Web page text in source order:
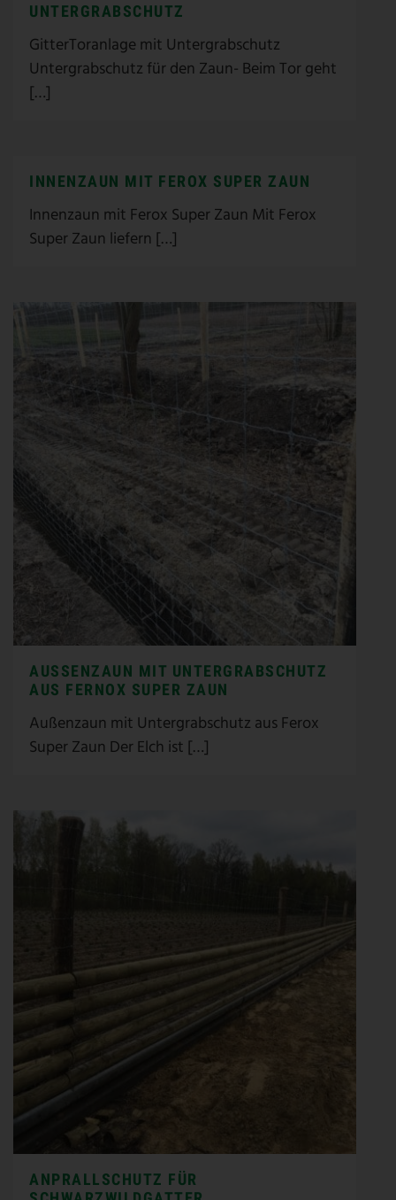
UNTERGRABSCHUTZ
GitterToranlage mit Untergrabschutz
Untergrabschutz für den Zaun- Beim Tor geht
[…]
INNENZAUN MIT FEROX SUPER ZAUN
Innenzaun mit Ferox Super Zaun Mit Ferox
Super Zaun liefern […]
AUSSENZAUN MIT UNTERGRABSCHUTZ A
US FERNOX SUPER ZAUN
Außenzaun mit Untergrabschutz aus Ferox
Super Zaun Der Elch ist […]
ANPRALLSCHUTZ FÜR